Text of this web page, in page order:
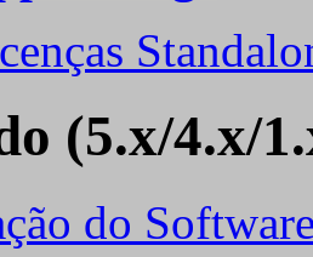
(5.x/4.x/
do